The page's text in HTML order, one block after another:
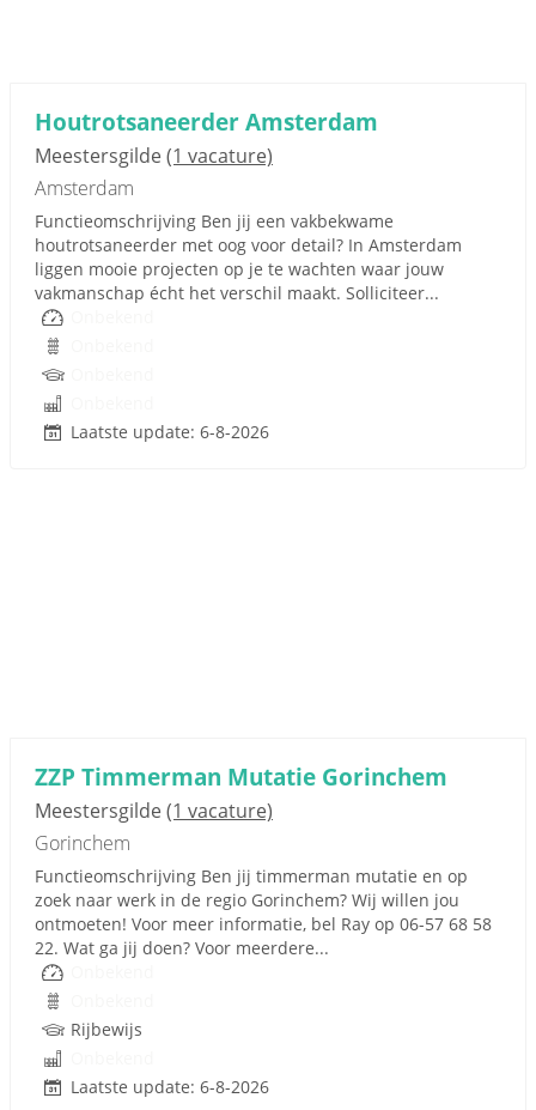
Houtrotsaneerder Amsterdam
Meestersgilde(1 vacature)
Amsterdam
Functieomschrijving Ben jij een vakbekwame
houtrotsaneerder met oog voor detail? In Amsterdam
liggen mooie projecten op je te wachten waar jouw
vakmanschap écht het verschil maakt. Solliciteer...
Laatste update: 6-8-2026
ZZP Timmerman Mutatie Gorinchem
Meestersgilde(1 vacature)
Gorinchem
Functieomschrijving Ben jij timmerman mutatie en op
zoek naar werk in de regio Gorinchem? Wij willen jou
ontmoeten! Voor meer informatie, bel Ray op 06-57 68 58
22. Wat ga jij doen? Voor meerdere...
Rijbewijs
Laatste update: 6-8-2026